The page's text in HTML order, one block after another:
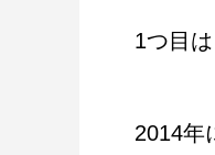
1つ目
2014年